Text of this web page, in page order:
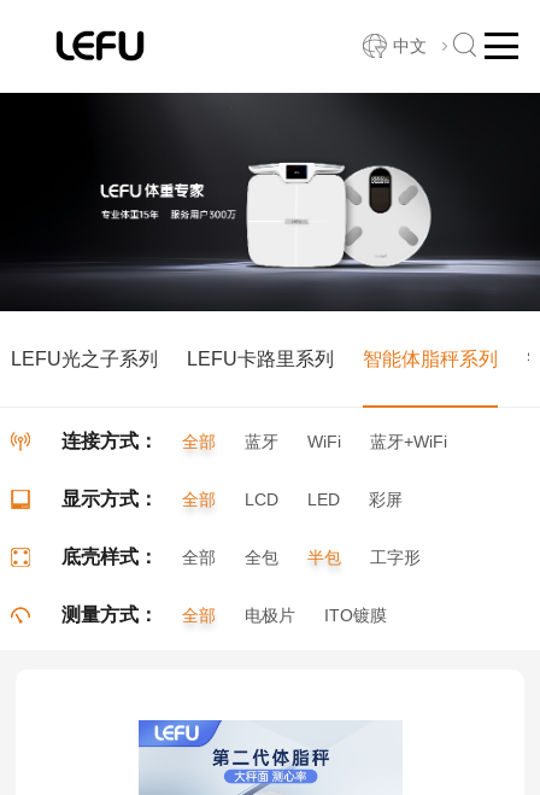
中文
LEFU光之子系列 LEFU卡路里系列 智能体脂秤系列
连接方式： 全部 蓝牙 WiFi 蓝牙+WiFi
显示方式： 全部 LCD LED 彩屏
底壳样式： 全部 全包 半包
工字形
测量方式： 全部 电极片 ITO镀膜